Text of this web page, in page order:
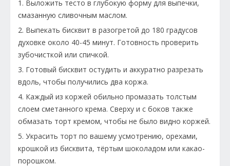
1. Выложить тесто в глубокую форму для выпечки,
смазанную сливочным маслом.
2. Выпекать бисквит в разогретой до 180 градусов
духовке около 40-45 минут. Готовность проверить
зубочисткой или спичкой.
3. Готовый бисквит остудить и аккуратно разрезать
вдоль, чтобы получились два коржа.
4. Каждый из коржей обильно промазать толстым
слоем сметанного крема. Сверху и с боков также
обмазать торт кремом, чтобы не было видно коржей.
5. Украсить торт по вашему усмотрению, орехами,
крошкой из бисквита, тёртым шоколадом или какао-
порошком.